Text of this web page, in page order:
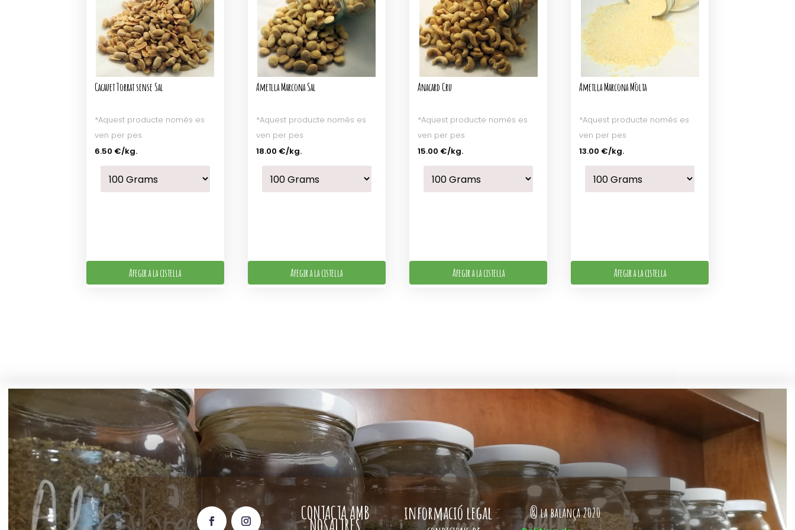
Cacauet Torrat sense Sal
*Aquest producte només es
ven per pes
6.50 €/kg.
Afegir a la cistella
Ametlla Marcona Sal
*Aquest producte només es
ven per pes
18.00 €/kg.
Afegir a la cistella
Anacard Cru
*Aquest producte només es
ven per pes
15.00 €/kg.
Afegir a la cistella
Ametlla Marcona Mòlta
*Aquest producte només es
ven per pes
13.00 €/kg.
Afegir a la cistella
CONTACTA AMB
NOSALTRES
informació legal ® la balança 2020